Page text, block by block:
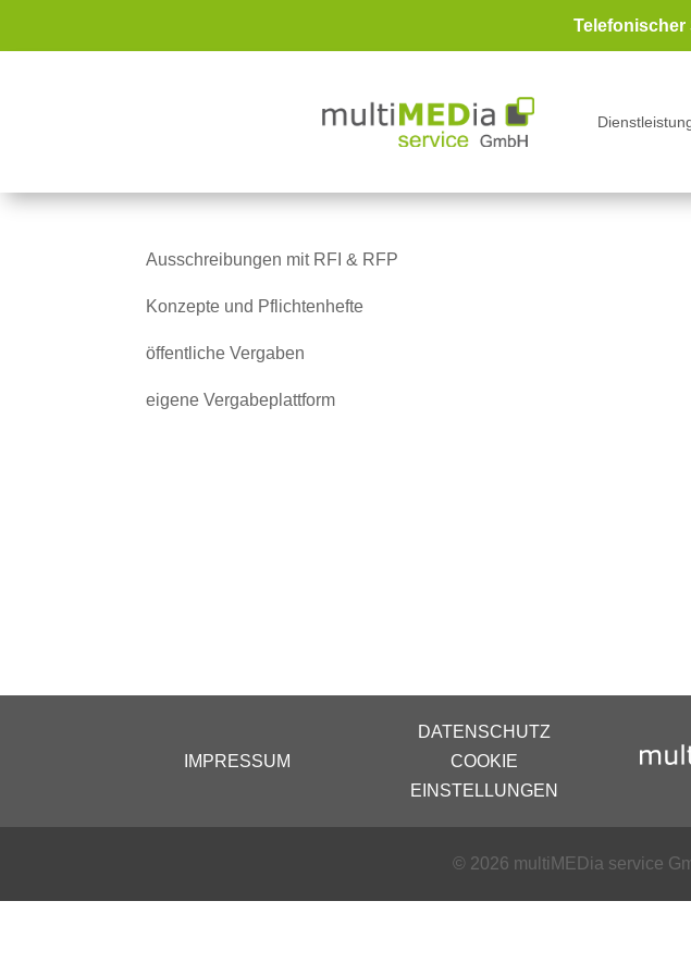
Telefonischer
BESCHAFFUNG
Ausschreibungen mit RFI & RFP
Konzepte und Pflichtenhefte
öffentliche Vergaben
eigene Vergabeplattform
IMPRESSUM
DATENSCHUTZ
COOKIE
EINSTELLUNGEN
© 2026 multiMEDia service